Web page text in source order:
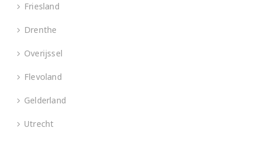
Friesland
Drenthe
Overijssel
Flevoland
Gelderland
Utrecht